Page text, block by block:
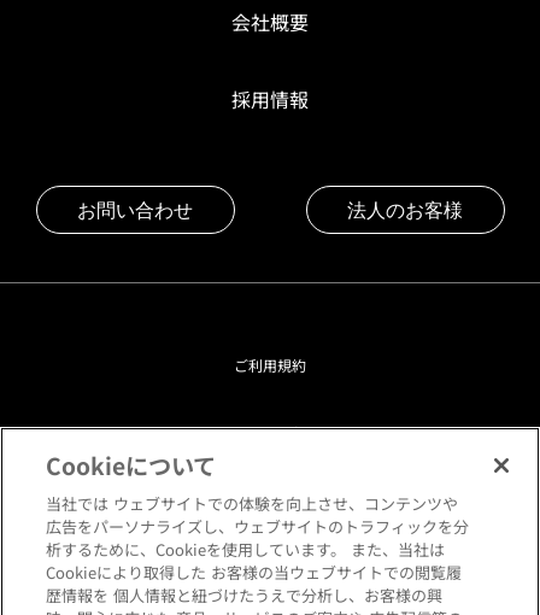
会社概要
採用情報
お問い合わせ 法人のお客様
ご利用規約
プライバシーポリシー
クッキーポリシー
閲覧環境について
Cookieについて
当社では ウェブサイトでの体験を向上させ、コンテンツや
広告をパーソナライズし、ウェブサイトのトラフィックを分
析するために、Cookieを使用しています。 また、当社は
Cookieにより取得した お客様の当ウェブサイトでの閲覧履
歴情報を 個人情報と紐づけたうえで分析し、お客様の興